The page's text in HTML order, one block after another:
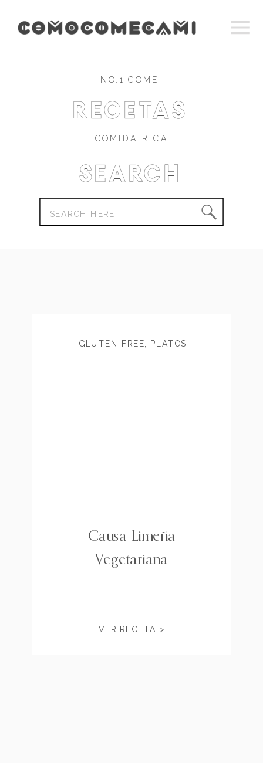
COMIDA RICA
recetas
NO.1 COME
Search
Search
for:
VER RECETA >
Causa Limeña
Vegetariana
GLUTEN FREE
PLATOS